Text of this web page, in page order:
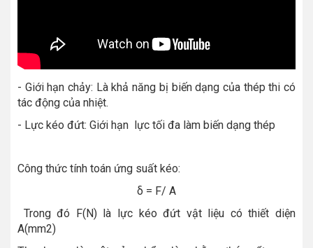
- Giới hạn chảy: Là khả năng bị biến dạng của thép thi có
tác động của nhiệt.
- Lực kéo đứt: Giới hạn lực tối đa làm biến dạng thép
Công thức tính toán ứng suất kéo:
δ = F/ A
Trong đó F(N) là lực kéo đứt vật liệu có thiết diện
A(mm2)